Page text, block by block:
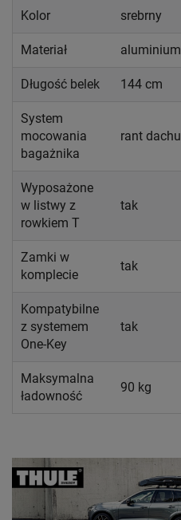
Kolor srebrny
Materiał aluminium
Długość belek 144 cm
System
mocowania
bagażnika
rant dachu
Wyposażone
w listwy z
rowkiem T
tak
Zamki w
komplecie
tak
Kompatybilne
z systemem
One-Key
tak
Maksymalna
ładowność
90 kg